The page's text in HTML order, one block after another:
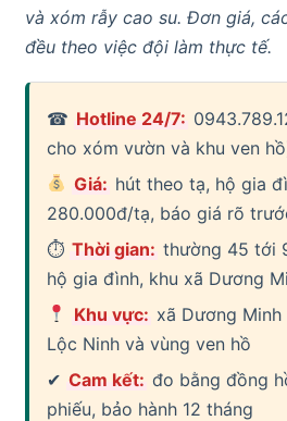
và xóm rẫy cao su. Đơn giá,
đều theo việc đội làm thực tế.
☎ Hotline 24/7:
cho xóm vườn và khu ven
Giá: hút theo tạ, hộ gia
280.000đ/tạ, báo giá rõ
⏱ Thời gian: thường 45 tới
hộ gia đình, khu xã Dương
Khu vực: xã Dương Minh
Lộc Ninh và vùng ven hồ
✔ Cam kết: đo bằng đồng
phiếu, bảo hành 12 tháng